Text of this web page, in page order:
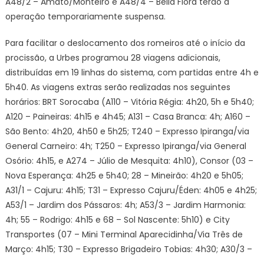
operação temporariamente suspensa.
Para facilitar o deslocamento dos romeiros até o início da
procissão, a Urbes programou 28 viagens adicionais,
distribuídas em 19 linhas do sistema, com partidas entre 4h e
5h40. As viagens extras serão realizadas nos seguintes
horários: BRT Sorocaba (A110 – Vitória Régia: 4h20, 5h e 5h40;
A120 – Paineiras: 4h15 e 4h45; A131 – Casa Branca: 4h; A160 –
São Bento: 4h20, 4h50 e 5h25; T240 – Expresso Ipiranga/via
General Carneiro: 4h; T250 – Expresso Ipiranga/via General
Osório: 4h15, e A274 – Júlio de Mesquita: 4h10), Consor (03 –
Nova Esperança: 4h25 e 5h40; 28 – Mineirão: 4h20 e 5h05;
A31/1 – Cajuru: 4h15; T31 – Expresso Cajuru/Éden: 4h05 e 4h25;
A53/1 – Jardim dos Pássaros: 4h; A53/3 – Jardim Harmonia:
4h; 55 – Rodrigo: 4h15 e 68 – Sol Nascente: 5h10) e City
Transportes (07 – Mini Terminal Aparecidinha/Via Três de
Março: 4h15; T30 – Expresso Brigadeiro Tobias: 4h30; A30/3 –